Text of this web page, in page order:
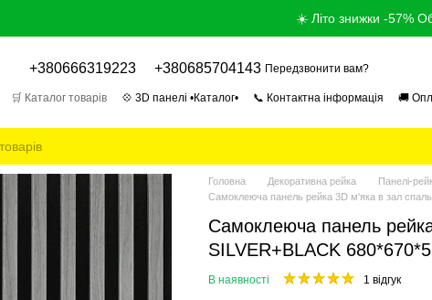
☀️ Літо знижки -57%
+380666319223 +380685704143 Передзвонити вам?
🛒 Каталог товарів 💠 3D панелі •Каталог• 📞 Контактна інформація 🚚
Головна Декоративна рейка
Панелі-
Самоклеюча панель рейка 3D м'яка в зал
Самоклеюча панель
SILVER+BLACK
В наявності 1 відгук